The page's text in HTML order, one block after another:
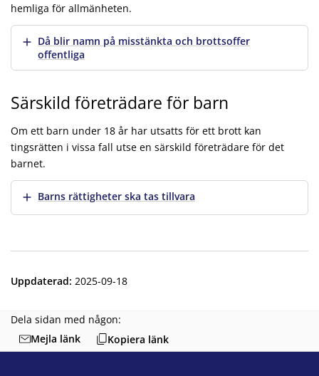
hemliga för allmänheten.
Visa merDå blir namn på misstänkta och brottsoffer
offentliga
Särskild företrädare för barn
Om ett barn under 18 år har utsatts för ett brott kan
tingsrätten i vissa fall utse en särskild företrädare för det
barnet.
Visa merBarns rättigheter ska tas tillvara
Uppdaterad: 2025-09-18
Dela sidan med någon:
Mejla länk
Kopiera länk